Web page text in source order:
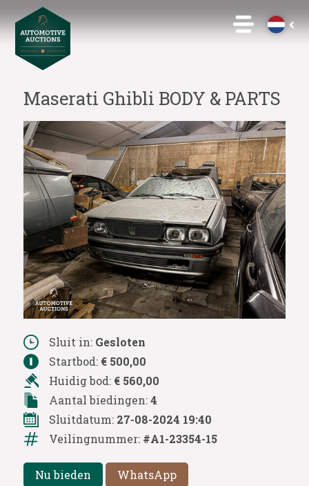
Maserati Ghibli BODY & PARTS
Sluit in: Gesloten
Startbod: € 500,00
Huidig bod: € 560,00
Aantal biedingen:4
Sluitdatum: 27-08-2024 19:40
Veilingnummer: #A1-23354-15
Nu bieden WhatsApp